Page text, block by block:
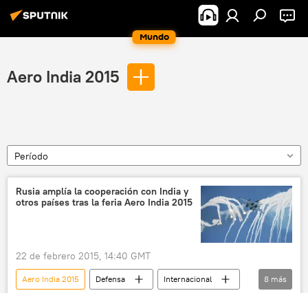
Mundo
Aero India 2015
Período
Rusia amplía la cooperación con India y
otros países tras la feria Aero India 2015
22 de febrero 2015, 14:40 GMT
Aero India 2015 Defensa
Internacional
8 más